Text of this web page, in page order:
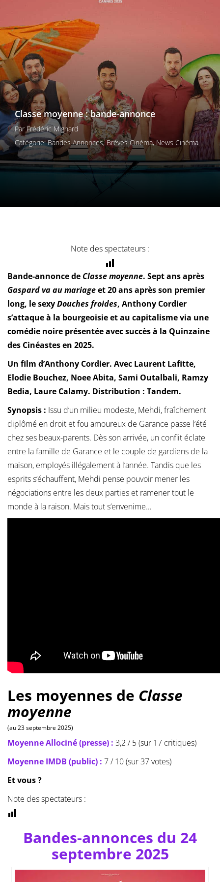
Les films par
genre
Séries
Les films
interdits
Les Dossiers
Les disparus
Les acteurs
Les actrices
Classe moyenne : bande-annonce
ParFrédéric Mignard
Catégorie: Bandes Annonces,Brèves Cinéma,News Cinéma
Note des spectateurs :
Bande-annonce de Classe moyenne. Sept ans après
Gaspard va au mariageet 20 ans après son premier
long, le sexyDouches froides, Anthony Cordier
s’attaque à la bourgeoisie et au capitalisme via une
comédie noire présentée avec succès à la Quinzaine
des Cinéastes en 2025.
Un film d’Anthony Cordier. Avec Laurent Lafitte,
Elodie Bouchez, Noee Abita, Sami Outalbali, Ramzy
Bedia, Laure Calamy. Distribution : Tandem.
Synopsis : Issu d’un milieu modeste, Mehdi, fraîchement
diplômé en droit et fou amoureux de Garance passe l’été
chez ses beaux-parents. Dès son arrivée, un conflit éclate
entre la famille de Garance et le couple de gardiens de la
maison, employés illégalement à l’année. Tandis que les
esprits s’échauffent, Mehdi pense pouvoir mener les
négociations entre les deux parties et ramener tout le
monde à la raison. Mais tout s’envenime…
Les moyennes de Classe
moyenne
(au 23 septembre 2025)
Moyenne Allociné (presse) : 3,2 / 5 (sur 17 critiques)
Moyenne IMDB (public) : 7 / 10 (sur 37 votes)
Et vous ?
Note des spectateurs :
Bandes-annonces du 24
septembre 2025